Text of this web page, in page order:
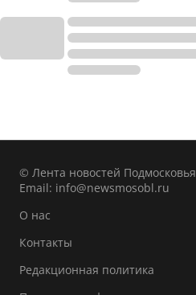
© Лента новостей Подмосковья
Email: info@newsmosobl.ru
О нас
Контакты
Редакционная политика